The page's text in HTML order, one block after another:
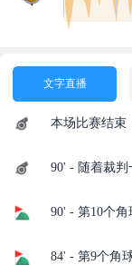
文字直播
本场比赛结束
90' - 随着裁
90' - 第10个
84' - 第9个角